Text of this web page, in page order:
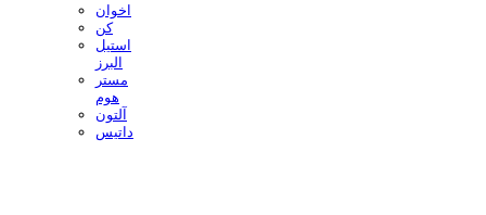
اخوان
کن
استیل
البرز
مستر
هوم
آلتون
داتیس